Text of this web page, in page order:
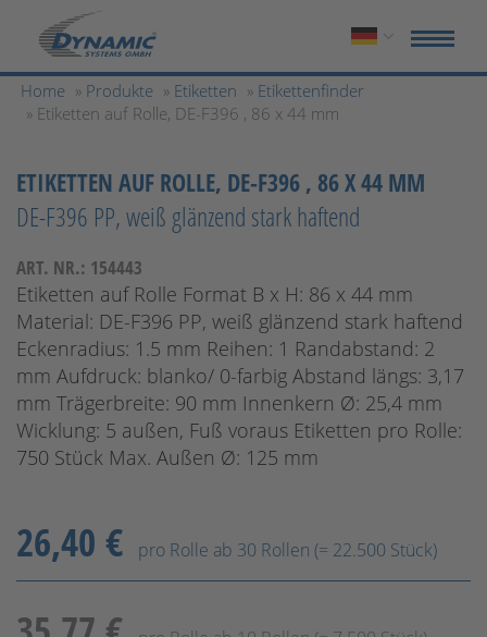
Home » Produkte » Etiketten » Etikettenfinder
» Etiketten auf Rolle, DE-F396 , 86 x 44 mm
ETIKETTEN AUF ROLLE, DE-F396 , 86 X 44 MM
DE-F396 PP, weiß glänzend stark haftend
ART. NR.: 154443
Etiketten auf Rolle Format B x H: 86 x 44 mm
Material: DE-F396 PP, weiß glänzend stark haftend
Eckenradius: 1.5 mm Reihen: 1 Randabstand: 2
mm Aufdruck: blanko/ 0-farbig Abstand längs: 3,17
mm Trägerbreite: 90 mm Innenkern Ø: 25,4 mm
Wicklung: 5 außen, Fuß voraus Etiketten pro Rolle:
750 Stück Max. Außen Ø: 125 mm
26,40 € pro Rolle ab 30 Rollen (= 22.500 Stück)